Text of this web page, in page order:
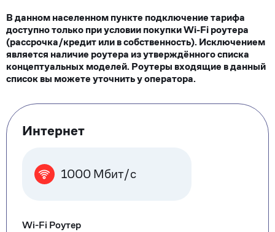
В данном населенном пункте подключение тарифа
доступно только при условии покупки Wi-Fi роутера
(рассрочка/кредит или в собственность). Исключением
является наличие роутера из утверждённого списка
концептуальных моделей. Роутеры входящие в данный
список вы можете уточнить у оператора.
Тарифные
опции
Интернет
1000 Мбит/с
Wi-Fi Роутер